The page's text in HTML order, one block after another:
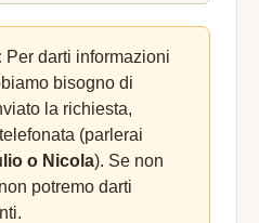
Per darti informazioni
bisogno di
la richiesta,
(parlerai
o Nicola). Se non
potremo darti